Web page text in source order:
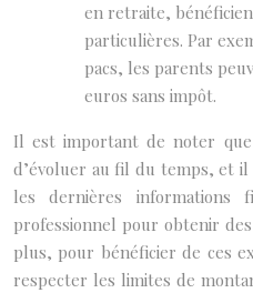
en retraite,
particulières. Par
pacs, les parents
euros sans impôt.
Il est important de noter
d’évoluer au fil du temps, et
les dernières informations
professionnel pour obtenir
plus, pour bénéficier de ces
respecter les limites de